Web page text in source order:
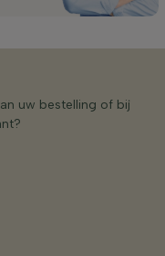
uw bestelling of bij